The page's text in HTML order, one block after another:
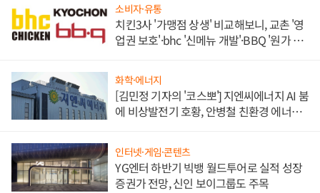
소비자·유통
치킨3사 '가맹점 상생' 비교해보니, 교촌 '영
업권 보호'·bhc '신메뉴 개발'·BBQ '원가 부
화학·에너지
[김민정 기자의 '코스뽀'] 지엔씨에너지 AI 붐
에 비상발전기 호황, 안병철 친환경 에너지
인터넷·게임·콘텐츠
YG엔터 하반기 빅뱅 월드투어로 실적 성장
증권가 전망, 신인 보이그룹도 주목